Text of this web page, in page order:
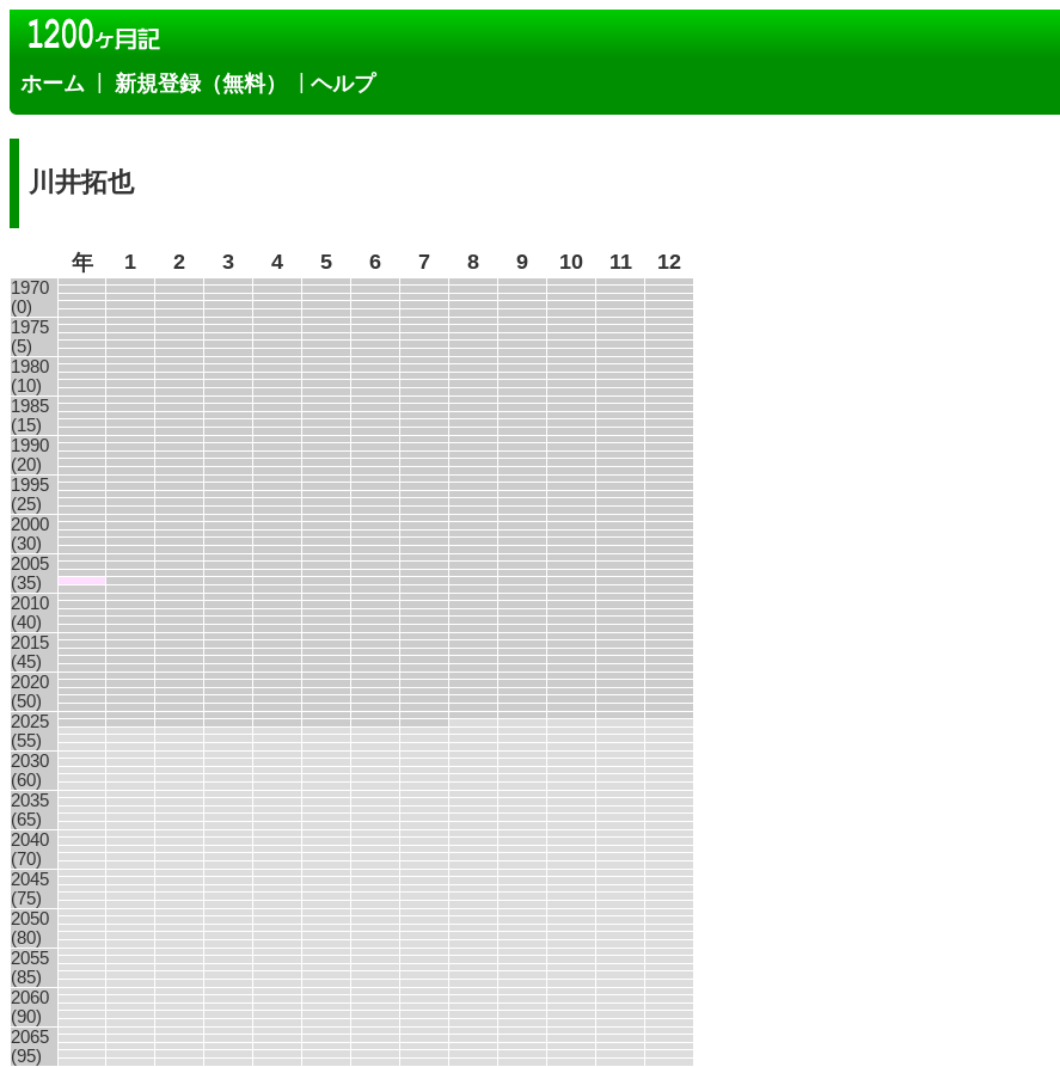
ホーム | 新規登録（無料） |ヘルプ
川井拓也
年 1 2 3 4 5 6 7 8 9 10 11 12
1970
(0)
1975
(5)
1980
(10)
1985
(15)
1990
(20)
1995
(25)
2000
(30)
2005
(35)
2010
(40)
2015
(45)
2020
(50)
2025
(55)
2030
(60)
2035
(65)
2040
(70)
2045
(75)
2050
(80)
2055
(85)
2060
(90)
2065
(95)